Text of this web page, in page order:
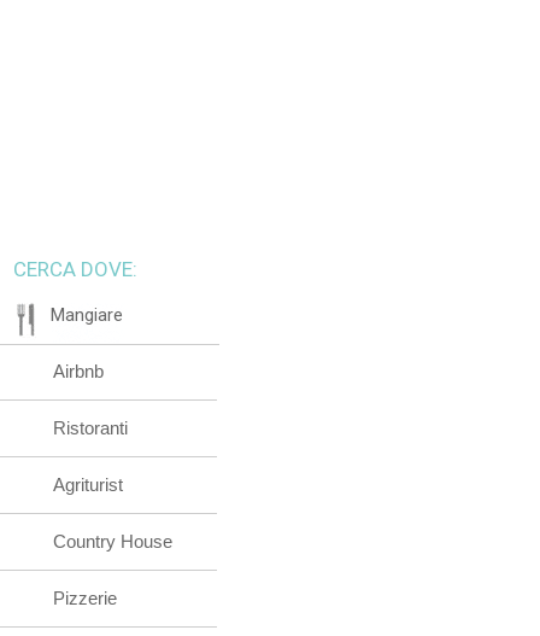
CERCA DOVE:
Mangiare
Airbnb
Ristoranti
Agriturist
Country House
Pizzerie